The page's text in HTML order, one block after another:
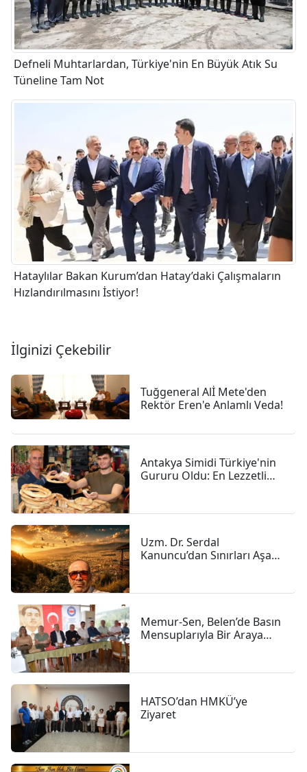
Defneli Muhtarlardan, Türkiye'nin En Büyük Atık Su
Tüneline Tam Not
Hataylılar Bakan Kurum’dan Hatay’daki Çalışmaların
Hızlandırılmasını İstiyor!
İlginizi Çekebilir
Tuğgeneral Alİ Mete'den
Rektör Eren'e Anlamlı Veda!
Antakya Simidi Türkiye'nin
Gururu Oldu: En Lezzetli
Uzm. Dr. Serdal
Kanuncu’dan Sınırları Aşan
Memur-Sen, Belen’de Basın
Mensuplarıyla Bir Araya
HATSO’dan HMKÜ’ye
Ziyaret